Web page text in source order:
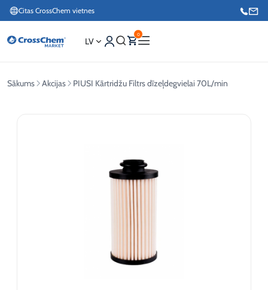
Citas CrossChem vietnes
Interneta veikals / Mārketings
LV
0
Sākums Akcijas PIUSI Kārtridžu Filtrs dīzeļdegvielai 70L/min